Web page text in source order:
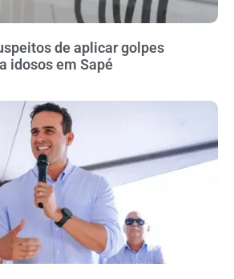
de aplicar golpes
idosos em Sapé